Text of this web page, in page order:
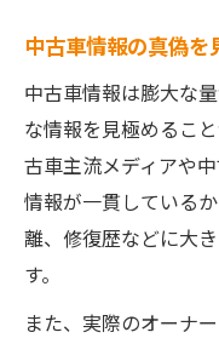
中古車情報の真偽
中古車情報は膨大な
な情報を見極めるこ
古車主流メディアや
情報が一貫している
離、修復歴などに大
す。
また、実際のオーナ